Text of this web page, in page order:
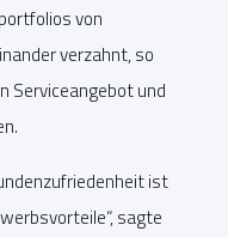
von
verzahnt, so
Serviceangebot und
ist
sagte